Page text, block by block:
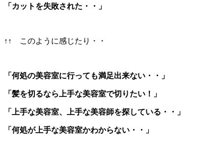
「カットを失敗された・・」
↑↑ このように感じたり・・
「何処の美容室に行っても満足出来ない・・」
「髪を切るなら上手な美容室で切りたい！」
「上手な美容室、上手な美容師を探している・・」
「何処が上手な美容室かわからない・・」